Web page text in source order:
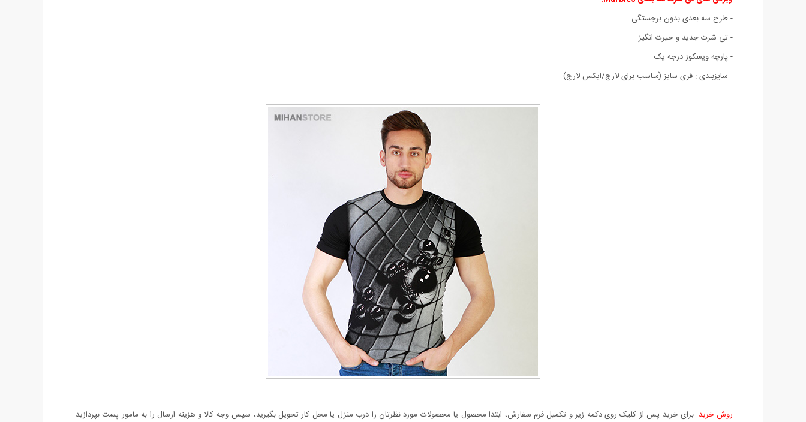
- طرح سه بعدی بدون برجستگی
- تی شرت جدید و حیرت انگیز
- پارچه ویسکوز درجه یک
- سايزبندی : فری سایز (مناسب برای لارج/ایکس لارج)
روش خرید: برای خرید پس از کلیک روی دکمه زیر و تکمیل فرم سفارش، ابتدا محصول یا محصولات مورد نظرتان را درب منزل یا محل کار تحویل بگیرید، سپس وجه کالا و هزینه ارسال را به مامور پست بپردازید.